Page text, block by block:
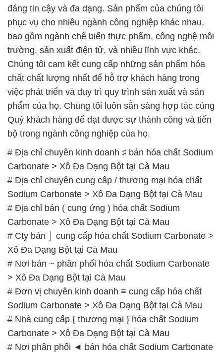
đáng tin cậy và đa dạng. Sản phẩm của chúng tôi
phục vụ cho nhiều ngành công nghiệp khác nhau,
bao gồm ngành chế biến thực phẩm, công nghệ môi
trường, sản xuất điện tử, và nhiều lĩnh vực khác.
Chúng tôi cam kết cung cấp những sản phẩm hóa
chất chất lượng nhất để hỗ trợ khách hàng trong
việc phát triển và duy trì quy trình sản xuất và sản
phẩm của họ. Chúng tôi luôn sẵn sàng hợp tác cùng
Quý khách hàng để đạt được sự thành công và tiến
bộ trong ngành công nghiệp của họ.
# Địa chỉ chuyên kinh doanh ♯ bán hóa chất Sodium
Carbonate > Xô Đa Dạng Bột tại Cà Mau
# Địa chỉ chuyên cung cấp / thương mại hóa chất
Sodium Carbonate > Xô Đa Dạng Bột tại Cà Mau
# Địa chỉ bán ( cung ứng ) hóa chất Sodium
Carbonate > Xô Đa Dạng Bột tại Cà Mau
# Cty bán ⌡ cung cấp hóa chất Sodium Carbonate >
Xô Đa Dạng Bột tại Cà Mau
# Nơi bán ~ phân phối hóa chất Sodium Carbonate
> Xô Đa Dạng Bột tại Cà Mau
# Đơn vị chuyên kinh doanh ≡ cung cấp hóa chất
Sodium Carbonate > Xô Đa Dạng Bột tại Cà Mau
# Nhà cung cấp { thương mại } hóa chất Sodium
Carbonate > Xô Đa Dạng Bột tại Cà Mau
# Nơi phân phối ◄ bán hóa chất Sodium Carbonate